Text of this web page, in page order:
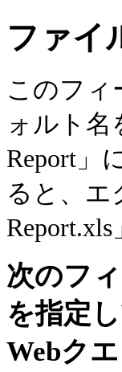
ファイ
このフィ
ォルト名
Report」
ると、エ
次のフ
を指定
Webク